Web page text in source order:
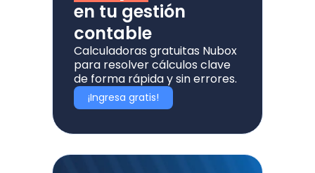
en tu gestión
contable
Calculadoras gratuitas Nubox
para resolver cálculos clave
de forma rápida y sin errores.
¡Ingresa gratis!